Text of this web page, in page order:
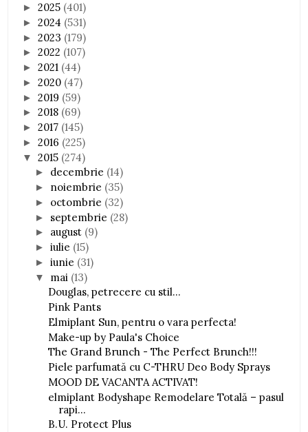
►2025 (401)
►2024 (531)
►2023 (179)
►2022 (107)
►2021 (44)
►2020 (47)
►2019 (59)
►2018 (69)
►2017 (145)
►2016 (225)
▼2015 (274)
► decembrie (14)
► noiembrie (35)
► octombrie (32)
► septembrie (28)
► august (9)
►iulie (15)
►iunie (31)
▼ mai (13)
Douglas, petrecere cu stil...
Pink Pants
Elmiplant Sun, pentru o vara perfecta!
Make-up by Paula's Choice
The Grand Brunch - The Perfect Brunch!!!
Piele parfumată cu C-THRU Deo Body Sprays
MOOD DE VACANTA ACTIVAT!
elmiplant Bodyshape Remodelare Totală – pasul
rapi...
B.U. Protect Plus